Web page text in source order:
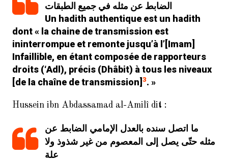
Coran falsifié : al-Majlissi confirme
la croyance hérétique d’al-Kulayni
Le Coran : Un message crypté !
RÉCENTS
Zorara dans La science du Hadith
chez les Chiites Imamites :
Introduction (1/15)
الضابط عن مثله في جميع الطبقات
Un hadith authentique est un hadith
dont « la chaine de transmission est
ininterrompue et remonte jusqu’à l’[Imam]
Infaillible, en étant composée de rapporteurs
droits (‘Adl ), précis (Dhâbit) à tous les niveaux
[de la chaîne de transmission] 3. »
Hussein ibn Abdassamad al-Amilî dit :
ما اتصل سنده بالعدل الإمامي الضابط عن
مثله حتّى يصل إلى المعصوم من غير شذوذ ولا
علة